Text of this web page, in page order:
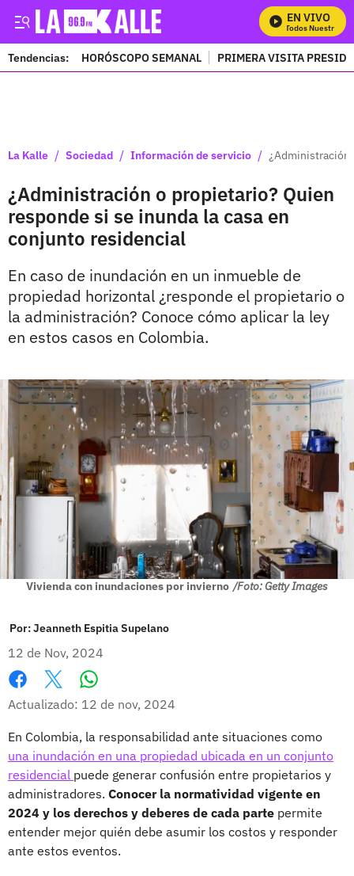
EN VIVO
Mira Todos Nuestros
Tendencias: HORÓSCOPO SEMANAL PRIMERA VISITA
La Kalle / Sociedad / Información de servicio / ¿Administración
¿Administración o propietario? Quien
responde si se inunda la casa en
conjunto residencial
En caso de inundación en un inmueble de
propiedad horizontal ¿responde el propietario o
la administración? Conoce cómo aplicar la ley
en estos casos en Colombia.
Vivienda con inundaciones por invierno /Foto: Getty Images
Por:Jeanneth Espitia Supelano
12 de Nov, 2024
Facebook
X
Actualizado: 12 de nov, 2024
En Colombia, la responsabilidad ante situaciones como
una inundación en una propiedad ubicada en un conjunto
residencial puede generar confusión entre propietarios y
administradores. Conocer la normatividad vigente en
2024 y los derechos y deberes de cada parte permite
entender mejor quién debe asumir los costos y responder
ante estos eventos.